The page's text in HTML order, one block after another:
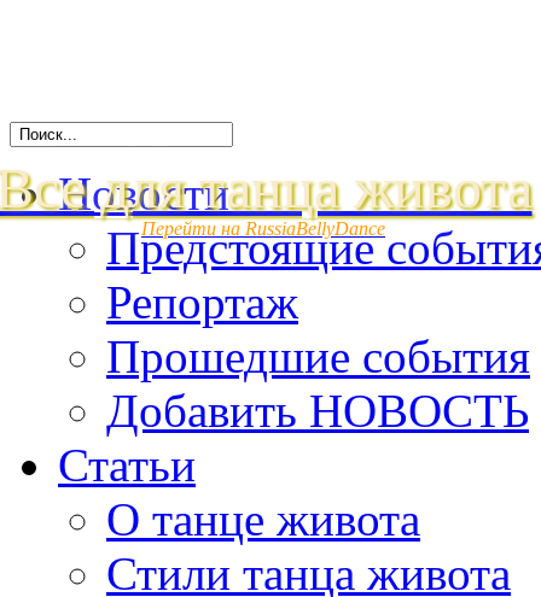
для танца живота
Перейти на RussiaBellyDance
Новости
Предстоящие
Репортаж
Прошедшие события
Добавить НОВОСТЬ
Статьи
О танце живота
Стили танца живота